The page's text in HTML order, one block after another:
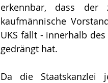
erkennbar, dass der
kaufmännische
UKS fällt - innerhalb
gedrängt hat.
Da die Staatskanzlei